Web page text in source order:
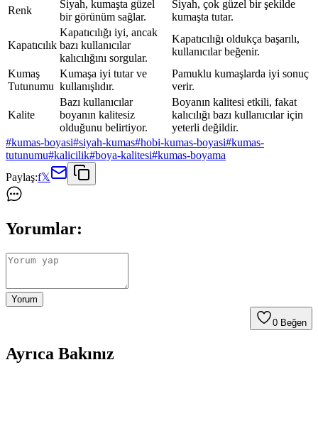
Renk
Siyah, kumaşta güzel
bir görünüm sağlar.
Siyah, çok güzel bir şekilde
kumaşta tutar.
Kapatıcılık
Kapatıcılığı iyi, ancak
bazı kullanıcılar
kalıcılığını sorgular.
Kapatıcılığı oldukça başarılı,
kullanıcılar beğenir.
Kumaş
Tutunumu
Kumaşa iyi tutar ve
kullanışlıdır.
Pamuklu kumaşlarda iyi sonuç
verir.
Kalite
Bazı kullanıcılar
boyanın kalitesiz
olduğunu belirtiyor.
Boyanın kalitesi etkili, fakat
kalıcılığı bazı kullanıcılar için
yeterli değildir.
#kumas-boyasi#siyah-kumas#hobi-kumas-boyasi#kumas-
tutunumu#kalicilik#boya-kalitesi#kumas-boyama
Paylaş:f𝕏
Yorumlar:
Yorum
0 Beğen
Ayrıca Bakınız